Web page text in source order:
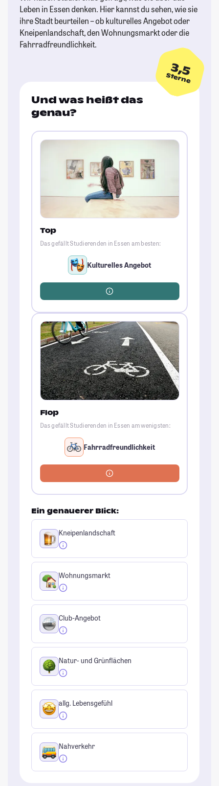
Leben in Essen denken. Hier kannst du sehen, wie sie
ihre Stadt beurteilen – ob kulturelles Angebot oder
Kneipenlandschaft, den Wohnungsmarkt oder die
Fahrradfreundlichkeit.
3,5
Sterne
Und was heißt das
genau?
Top
Das gefällt Studierenden in Essen am besten:
Kulturelles Angebot
Flop
Das gefällt Studierenden in Essen am wenigsten:
Fahrradfreundlichkeit
Ein genauerer Blick:
Kneipenlandschaft
Wohnungsmarkt
Club-Angebot
Natur- und Grünflächen
allg. Lebensgefühl
Nahverkehr